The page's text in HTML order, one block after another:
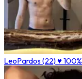
LeoPardos (22)♥ 100%